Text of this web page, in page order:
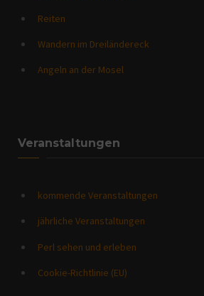
Reiten
Wandern im Dreiländereck
Angeln an der Mosel
Veranstaltungen
kommende Veranstaltungen
jährliche Veranstaltungen
Perl sehen und erleben
Cookie-Richtlinie (EU)